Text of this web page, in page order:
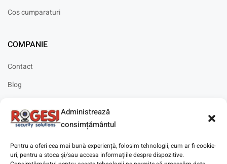
Administrează
consimțământul
Pentru a oferi cea mai bună experiență, folosim tehnologii, cum ar fi cookie-
uri, pentru a stoca și/sau accesa informațiile despre dispozitive.
Cos cumparaturi
COMPANIE
Contact
Blog
Solicitare instalare